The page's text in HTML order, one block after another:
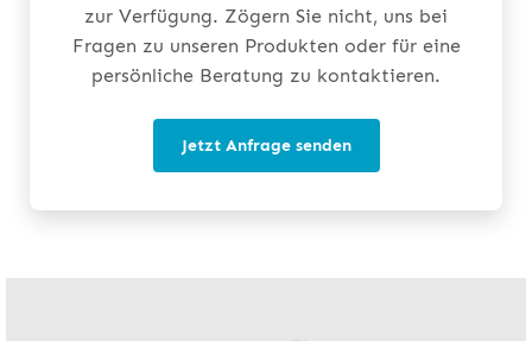
zur Verfügung. Zögern Sie nicht, uns bei
Fragen zu unseren Produkten oder für eine
persönliche Beratung zu kontaktieren.
Jetzt Anfrage senden